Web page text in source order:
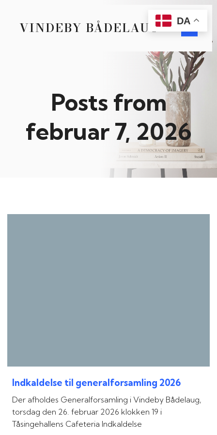
VINDEBY BÅDELAUG
Posts from
februar 7, 2026
Indkaldelse til generalforsamling 2026
Der afholdes Generalforsamling i Vindeby Bådelaug,
torsdag den 26. februar 2026 klokken 19 i
Tåsingehallens Cafeteria Indkaldelse
DA